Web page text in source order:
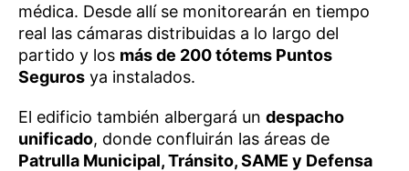
médica. Desde allí se monitorearán en tiempo
real las cámaras distribuidas a lo largo del
partido y los más de 200 tótems Puntos
Seguros ya instalados.
El edificio también albergará un despacho
unificado, donde confluirán las áreas de
Patrulla Municipal, Tránsito, SAME y Defensa